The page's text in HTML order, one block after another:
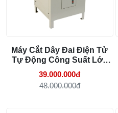
Máy Cắt Dây Đai Điện Tử
Tự Động Công Suất Lớn
ND-1600
39.000.000đ
48.000.000đ